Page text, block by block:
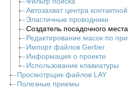
Автозахват центра
Эластичные проводники
Создатель посадочного места
Редактирование масок по
Импорт файлов Gerber
Информация о проекте
Использование клавиатуры
Просмотрщик файлов LAY
Полезные приемы